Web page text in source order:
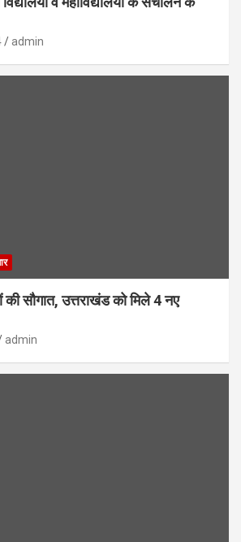
admin
सौगात, उत्तराखंड को मिले 4 नए
admin